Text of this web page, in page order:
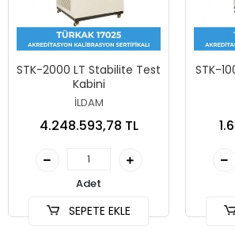
STK-2000 LT Stabilite Test
Kabini
İLDAM
4.248.593,78 TL
Adet
SEPETE EKLE
STK-